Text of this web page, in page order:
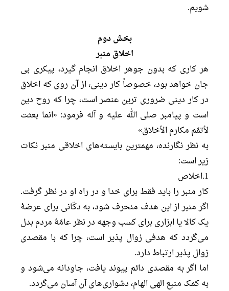
شویم.
بخش دوم
اخلاق منبر
هر کاری که بدون جوهر اخلاق انجام گیرد، پیکری بی
جان خواهد بود، خصوصاً کار دینی، از آن روی که اخلاق
در کار دینی ضروری ترین عنصر است، چرا که روح دین
است و پیامبر صلی الله علیه و آله فرمود: «انما بعثت
لأتمّم مکارم الأخلاق»
به نظر نگارنده، مهمترین بایسته‌های اخلاقی منبر نکات
زیر است:
1.اخلاص
کار منبر را باید فقط برای خدا و در راه او در نظر گرفت.
اگر منبر از این هدف منحرف شود، به دکّانی برای عرضۀ
یک کالا یا ابزاری برای کسب وجهه در نظر عامّۀ مردم بدل
می‌گردد که هدفی زوال پذیر است، چرا که با مقصدی
زوال پذیر ارتباط دارد.
اما اگر به مقصدی دائم پیوند یافت، جاودانه می‌شود و
به کمک منبع الهی الهام، دشواری‌های آن آسان می‌گردد.